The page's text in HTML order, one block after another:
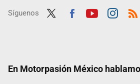
Síguenos
En Motorpasión México